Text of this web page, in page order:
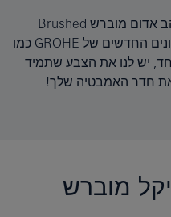
החל מגוונים חמים ועוטפים כמו זהב אדום מוברש Brushed
Warm Sunset ועד לצבעים האייקונים החדשים של GROHE כמו
יש לנו את הצבע שתמיד
את חדר האמבטיה שלך!